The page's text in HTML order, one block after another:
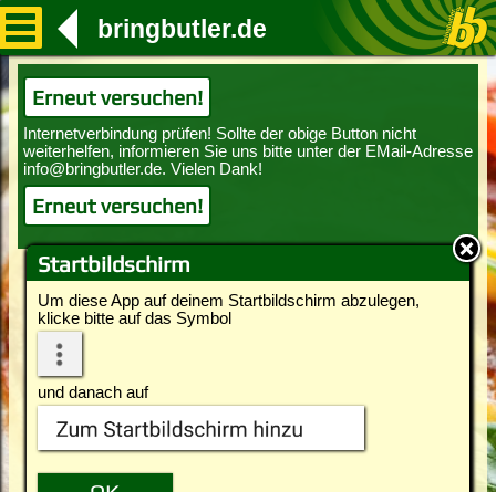
Startbildschirm
Um diese App auf deinem Startbildschirm abzulegen,
klicke bitte auf das Symbol
und danach auf
bringbutler.de
Erneut versuchen!
Erneut versuchen!